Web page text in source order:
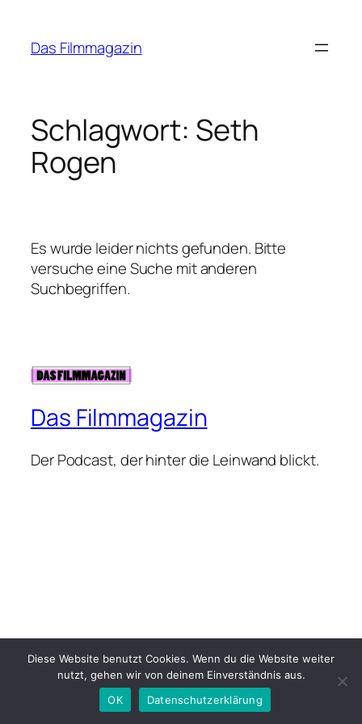
springen
Das Filmmagazin
Schlagwort: Seth
Rogen
Es wurde leider nichts gefunden. Bitte
versuche eine Suche mit anderen
Suchbegriffen.
Das Filmmagazin
Der Podcast, der hinter die Leinwand blickt.
Diese Website benutzt Cookies. Wenn du die Website weiter
nutzt, gehen wir von deinem Einverständnis aus.
OK
Datenschutzerklärung